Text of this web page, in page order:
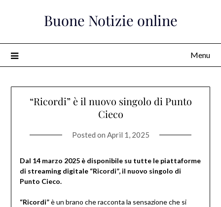
Buone Notizie online
Menu
“Ricordi” è il nuovo singolo di Punto
Cieco
Posted on April 1, 2025
Dal 14 marzo 2025 è disponibile su tutte le piattaforme
di streaming digitale “Ricordi”, il nuovo singolo di
Punto Cieco.
“Ricordi”è un brano che racconta la sensazione che si